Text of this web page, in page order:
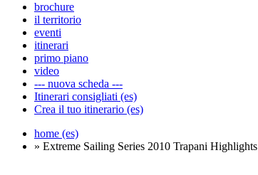
brochure
il territorio
eventi
itinerari
primo piano
video
--- nuova scheda ---
Itinerari consigliati (es)
Crea il tuo itinerario (es)
home (es)
» Extreme Sailing Series 2010 Trapani Highlights